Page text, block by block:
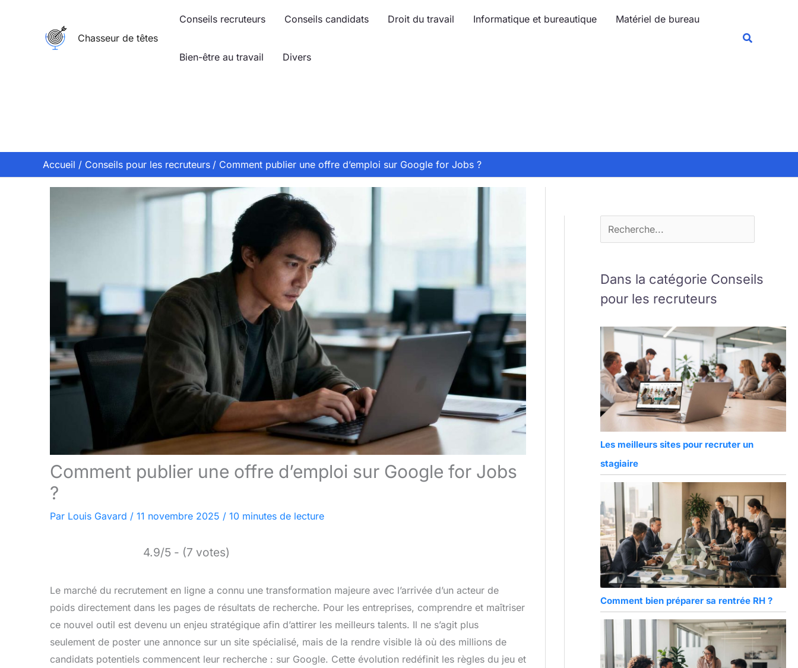
Chasseur de têtes
Conseils recruteurs Conseils candidats Droit du travail Informatique et bureautique Matériel de bureau
Bien-être au travail Divers
Accueil Conseils pour les recruteurs Comment publier une offre d’emploi sur Google for Jobs ?
Comment publier une offre d’emploi sur Google for Jobs
?
Par Louis Gavard / 11 novembre 2025 / 10 minutes de lecture
4.9/5 - (7 votes)
Le marché du recrutement en ligne a connu une transformation majeure avec l’arrivée d’un acteur de
poids directement dans les pages de résultats de recherche. Pour les entreprises, comprendre et maîtriser
ce nouvel outil est devenu un enjeu stratégique afin d’attirer les meilleurs talents. Il ne s’agit plus
seulement de poster une annonce sur un site spécialisé, mais de la rendre visible là où des millions de
candidats potentiels commencent leur recherche : sur Google. Cette évolution redéfinit les règles du jeu et
r
Dans la catégorie Conseils
pour les recruteurs
Les meilleurs sites pour recruter un
stagiaire
Comment bien préparer sa rentrée RH ?